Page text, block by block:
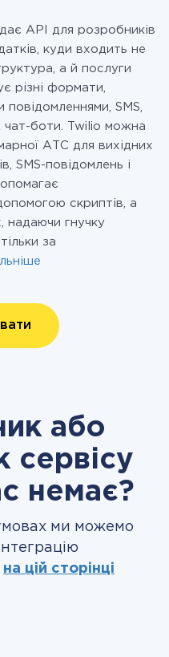
API для розробників
куди входить не
а й послуги
різні формати,
SMS,
чат-боти. Twilio можна
АТС для вихідних
SMS-повідомлень і
скриптів, а
надаючи гнучку
за
або
сервісу
немає?
ми можемо
на цій сторінці